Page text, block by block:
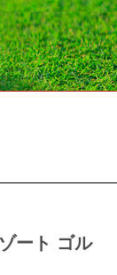
ート ゴル